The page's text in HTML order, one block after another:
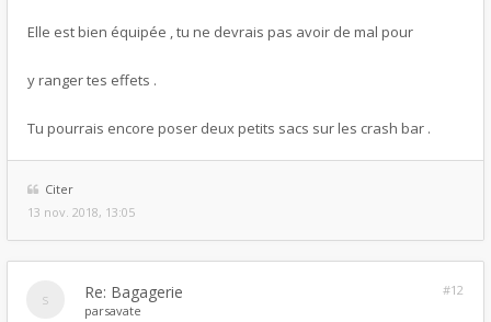
Elle est bien équipée , tu ne devrais pas avoir de mal pour
y ranger tes effets .
Tu pourrais encore poser deux petits sacs sur les crash bar .
Citer
13 nov. 2018, 13:05
Re: Bagagerie
#12
parsavate